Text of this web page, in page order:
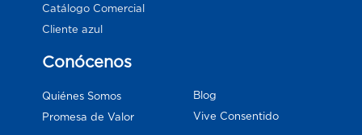
Catálogo Comercial
Cliente azul
Conócenos
Quiénes Somos
Promesa de Valor
Blog
Vive Consentido